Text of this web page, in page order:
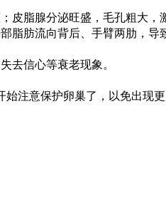
皮脂腺分泌旺盛，毛孔粗大，
脂肪流向背后、手臂两肋，
去信心等衰老现象。
意保护卵巢了，以免出现更